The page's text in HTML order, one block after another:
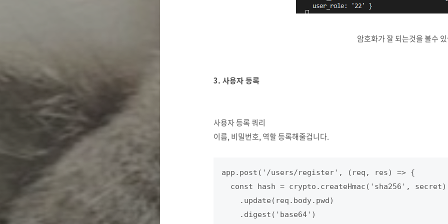
암호화가 잘 되는것을 볼수
3. 사용자 등록
사용자 등록 쿼리
이름, 비밀번호, 역할 등록해줄겁니다.
app.post('/users/register', (req, res) => {
  const hash = crypto.createHmac('sha256', secret)
    .update(req.body.pwd)
    .digest('base64')